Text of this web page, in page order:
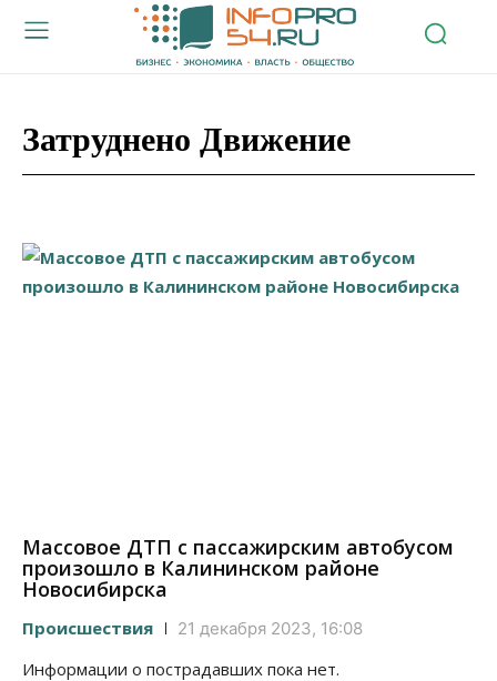
Затруднено Движение
Массовое ДТП с пассажирским автобусом
произошло в Калининском районе
Новосибирска
Происшествия 21 декабря 2023, 16:08
Информации о пострадавших пока нет.